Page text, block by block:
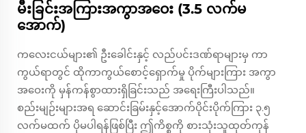
မီးခြင်းအကြားအကွာအဝေး (3.5 လက်မ
အောက်)
ကလေးငယ်များ၏ ဦးခေါင်းနှင့် လည်ပင်းဒဏ်ရာများမှ ကာ
ကွယ်ရာတွင် ထိုကာကွယ်စောင့်ရှောက်မှု ပိုက်များကြား အကွာ
အဝေးကို မှန်ကန်စွာထားရှိခြင်းသည် အရေးကြီးပါသည်။
စည်းမျဉ်းများအရ ဆောင်းခြမ်းနှင့်အောက်ပိုင်းပိုက်ကြား ၃.၅
လက်မထက် ပိုမပါရန်ဖြစ်ပြီး ဤကိစ္စကို စားသုံးသူထုတ်ကုန်